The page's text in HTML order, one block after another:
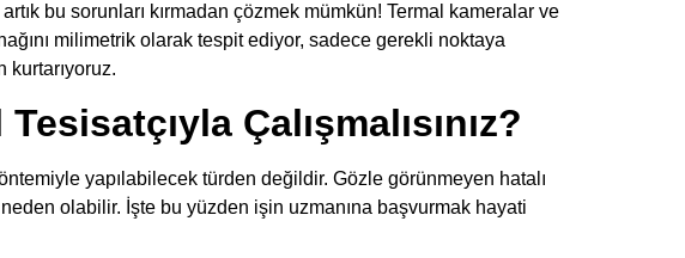
bu sorunları kırmadan çözmek mümkün! Termal kameralar ve
milimetrik olarak tespit ediyor, sadece gerekli noktaya
kurtarıyoruz.
Çalışmalısınız?
yapılabilecek türden değildir. Gözle görünmeyen hatalı
olabilir. İşte bu yüzden işin uzmanına başvurmak hayati